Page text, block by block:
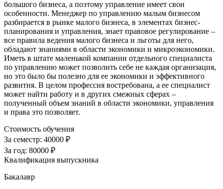
большого бизнеса, а поэтому управление имеет свои
особенности. Менеджер по управлению малым бизнесом
разбирается в рынке малого бизнеса, в элементах бизнес-
планирования и управления, знает правовое регулирование –
все правила ведения малого бизнеса и льготы для него,
обладают знаниями в области экономики и микроэкономики.
Иметь в штате маленькой компании отдельного специалиста
по управлению может позволить себе не каждая организация,
но это было бы полезно для ее экономики и эффективного
развития. В целом профессия востребована, а ее специалист
может найти работу и в других смежных сферах –
полученный объем знаний в области экономики, управления
и права это позволяет.
Стоимость обучения
За семестр: 40000 ₽
За год: 80000 ₽
Квалификация выпускника
Бакалавр